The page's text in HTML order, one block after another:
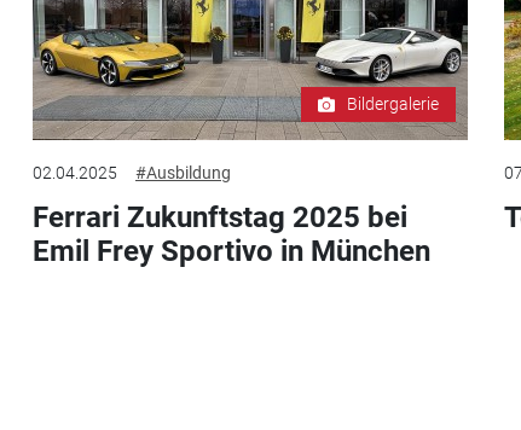
Bildergalerie
02.04.2025 #Ausbildung
Ferrari Zukunftstag 2025 bei
Emil Frey Sportivo in München